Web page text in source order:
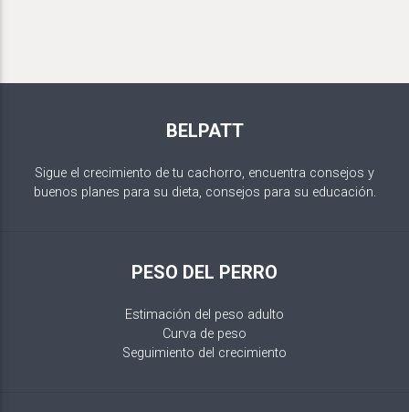
BELPATT
Sigue el crecimiento de tu cachorro, encuentra consejos y
buenos planes para su dieta, consejos para su educación.
PESO DEL PERRO
Estimación del peso adulto
Curva de peso
Seguimiento del crecimiento